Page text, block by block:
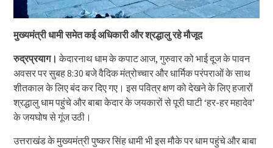
मुख्यमंत्री धामी समेत कई अधिकारी और श्रद्धालु रहे मौजूद
रुद्रप्रयाग। केदारनाथ धाम के कपाट आज, गुरुवार को भाई दूज के पावन
अवसर पर सुबह 8:30 बजे वैदिक मंत्रोच्चार और धार्मिक परंपराओं के साथ
शीतकाल के लिए बंद कर दिए गए। इस पवित्र क्षण को देखने के लिए हजारों
श्रद्धालु धाम पहुंचे और बाबा केदार के जयकारों से पूरी घाटी ‘हर-हर महादेव’
के जयघोष से गूंज उठी।
​उत्तराखंड के मुख्यमंत्री पुष्कर सिंह धामी भी इस मौके पर धाम पहुंचे और बाबा